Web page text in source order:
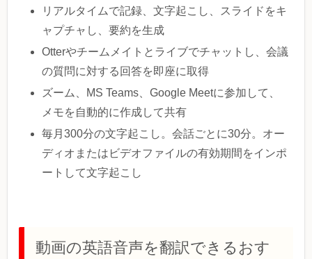
リアルタイムで記録、文字起こし、スライドをキ
ャプチャし、要約を生成
Otterやチームメイトとライブでチャットし、会議
の質問に対する回答を即座に取得
ズーム、MS Teams、Google Meetに参加して、
メモを自動的に作成して共有
毎月300分の文字起こし。会話ごとに30分。オー
ディオまたはビデオファイルの有効期間をインポ
ートして文字起こし
動画の英語音声を翻訳できるおす